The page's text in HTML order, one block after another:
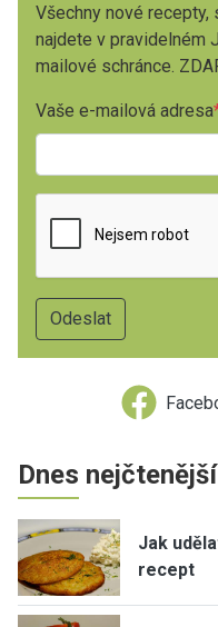
Všechny nové recepty,
najdete v pravidelném
mailové schránce.
Vaše e-mailová adresa
Dnes nejčtenější
Jak
recept